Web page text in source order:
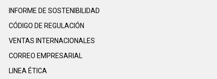
INFORME DE SOSTENIBILIDAD
CÓDIGO DE REGULACIÓN
VENTAS INTERNACIONALES
CORREO EMPRESARIAL
LINEA ÉTICA